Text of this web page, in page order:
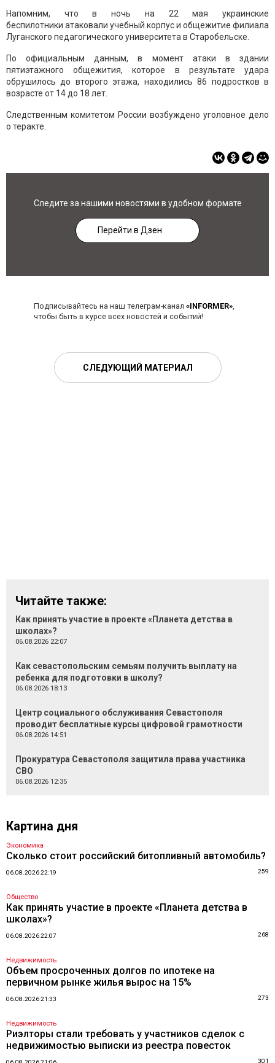
Напомним, что в ночь на 22 мая украинские
беспилотники атаковали учебный корпус и общежитие филиала
Луганского педагогического университета в Старобельске.
По официальным данным, в момент атаки в здании
пятиэтажного общежития, которое в результате удара
обрушилось до второго этажа, находились 86 подростков в
возрасте от 14 до 18 лет.
Следственным комитетом России возбуждено уголовное дело
о теракте.
Следите за нашими новостями в удобном формате
Перейти в Дзен
Подписывайтесь на наш телеграм-канал «INFORMER»,
чтобы быть в курсе всех новостей и событий!
СЛЕДУЮЩИЙ МАТЕРИАЛ
Читайте также:
Как принять участие в проекте «Планета детства в
школах»?
06.08.2026 22:07
Как севастопольским семьям получить выплату на
ребенка для подготовки в школу?
06.08.2026 18:13
Центр социального обслуживания Севастополя
проводит бесплатные курсы цифровой грамотности
06.08.2026 14:51
Прокуратура Севастополя защитила права участника
СВО
06.08.2026 12:35
Картина дня
Экономика
Сколько стоит российский битопливный автомобиль?
06.08.2026 22:19 259
Общество
Как принять участие в проекте «Планета детства в
школах»?
06.08.2026 22:07 268
Недвижимость
Объем просроченных долгов по ипотеке на
первичном рынке жилья вырос на 15%
06.08.2026 21:33 273
Недвижимость
Риэлторы стали требовать у участников сделок с
недвижимостью выписки из реестра повесток
301